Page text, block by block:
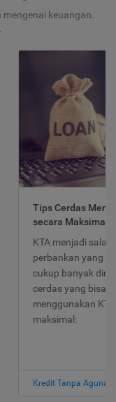
keuangan.
.
Tips Cerdas
secara Maksimal
KTA menjadi
perbankan yang
cukup banyak
cerdas yang bisa
menggunakan
maksimal:
Kredit Tanpa Agunan